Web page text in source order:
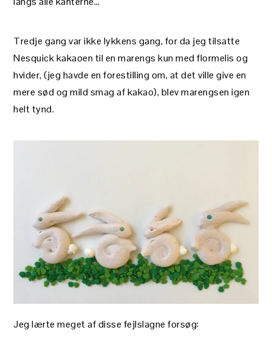
Tredje gang var ikke lykkens gang, for da jeg tilsatte
Nesquick kakaoen til en marengs kun med flormelis og
hvider, (jeg havde en forestilling om, at det ville give en
mere sød og mild smag af kakao), blev marengsen igen
helt tynd.
Jeg lærte meget af disse fejlslagne forsøg: